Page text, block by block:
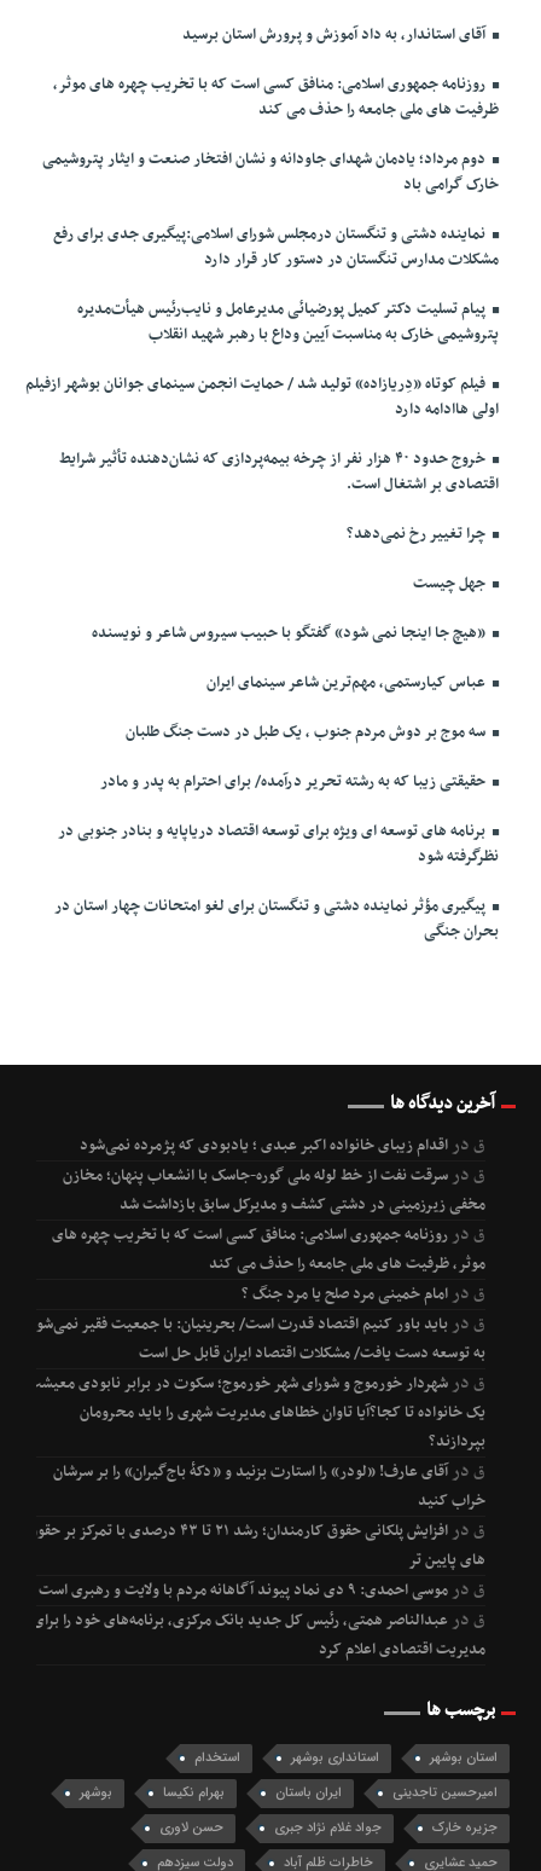
آقای استاندار، به داد آموزش و پرورش استان برسید
روزنامه جمهوری اسلامی: منافق کسی است که با تخریب چهره های موثر،
ظرفیت های ملی جامعه را حذف می کند
دوم مرداد؛ یادمان شهدای جاودانه و نشان افتخار صنعت و ایثار پتروشیمی
خارک گرامی باد
نماینده دشتی و تنگستان درمجلس شورای اسلامی:پیگیری جدی برای رفع
مشکلات مدارس تنگستان در دستور کار قرار دارد
پیام تسلیت دکتر کمیل پورضیائی مدیرعامل و نایب‌رئیس هیأت‌مدیره
پتروشیمی خارک به مناسبت آیین وداع با رهبر شهید انقلاب
فیلم کوتاه «دِریازاده» تولید شد / حمایت انجمن سینمای جوانان بوشهر ازفیلم
اولی هاادامه دارد
خروج حدود ۴۰ هزار نفر از چرخه بیمه‌پردازی که نشان‌دهنده تأثیر شرایط
اقتصادی بر اشتغال است.
چرا تغییر رخ نمی‌دهد؟
جهل چیست
«هیچ جا اینجا نمی شود» گفتگو با حبیب سیروس شاعر و نویسنده
عباس کیارستمی، مهم‌ترین شاعر سینمای ایران
سه موج بر دوش مردم جنوب ، یک طبل در دست جنگ طلبان
حقیقتی زیبا که به رشته تحریر درآمده/ برای احترام به پدر و مادر
برنامه های توسعه ای ویژه برای توسعه اقتصاد دریاپایه و بنادر جنوبی در
نظرگرفته شود
پیگیری مؤثر نماینده دشتی و تنگستان برای لغو امتحانات چهار استان در
بحران جنگی
آخرین دیدگاه ها
قدراقدام زیبای خانواده اکبر عبدی ؛ یادبودی که پژمرده نمی‌شود
قدرسرقت نفت از خط لوله ملی گوره-جاسک با انشعاب پنهان؛ مخازن
مخفی زیرزمینی در دشتی کشف و مدیرکل سابق بازداشت شد
قدرروزنامه جمهوری اسلامی: منافق کسی است که با تخریب چهره های
موثر، ظرفیت های ملی جامعه را حذف می کند
قدرامام خمینی مرد صلح یا مرد جنگ ؟
قدرباید باور کنیم اقتصاد قدرت است/ بحرینیان: با جمعیت فقیر نمی‌شود
به توسعه دست یافت/ مشکلات اقتصاد ایران قابل حل است
قدرشهردار خورموج و شورای شهر خورموج؛ سکوت در برابر نابودی معیشت
یک خانواده تا کجا؟آیا تاوان خطاهای مدیریت شهری را باید محرومان
بپردازند؟
قدرآقای عارف! «لودر» را استارت بزنید و «دکۀ باج‌گیران» را بر سرشان
خراب کنید
قدر
افزایش پلکانی حقوق کارمندان؛ رشد ۲۱ تا ۴۳ درصدی با تمرکز بر حقوق
های پایین تر
قدرموسی احمدی: ۹ دی نماد پیوند آگاهانه مردم با ولایت و رهبری است
قدر عبدالناصر همتی، رئیس کل جدید بانک مرکزی، برنامه‌های خود را برای
مدیریت اقتصادی اعلام کرد
برچسب ها
استان بوشهر استانداری بوشهر
استخدام
امیرحسین تاجدینی
ایران باستان بهرام نکیسا
بوشهر
جزیره خارک
جواد غلام نژاد جبری
حسن لاوری
حمید عشایری
خاطرات ظلم آباد دولت سیزدهم